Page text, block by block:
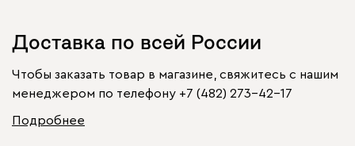
Доставка по всей России
Чтобы заказать товар в магазине, свяжитесь с нашим
менеджером по телефону +7 (482) 273-42-17
Подробнее